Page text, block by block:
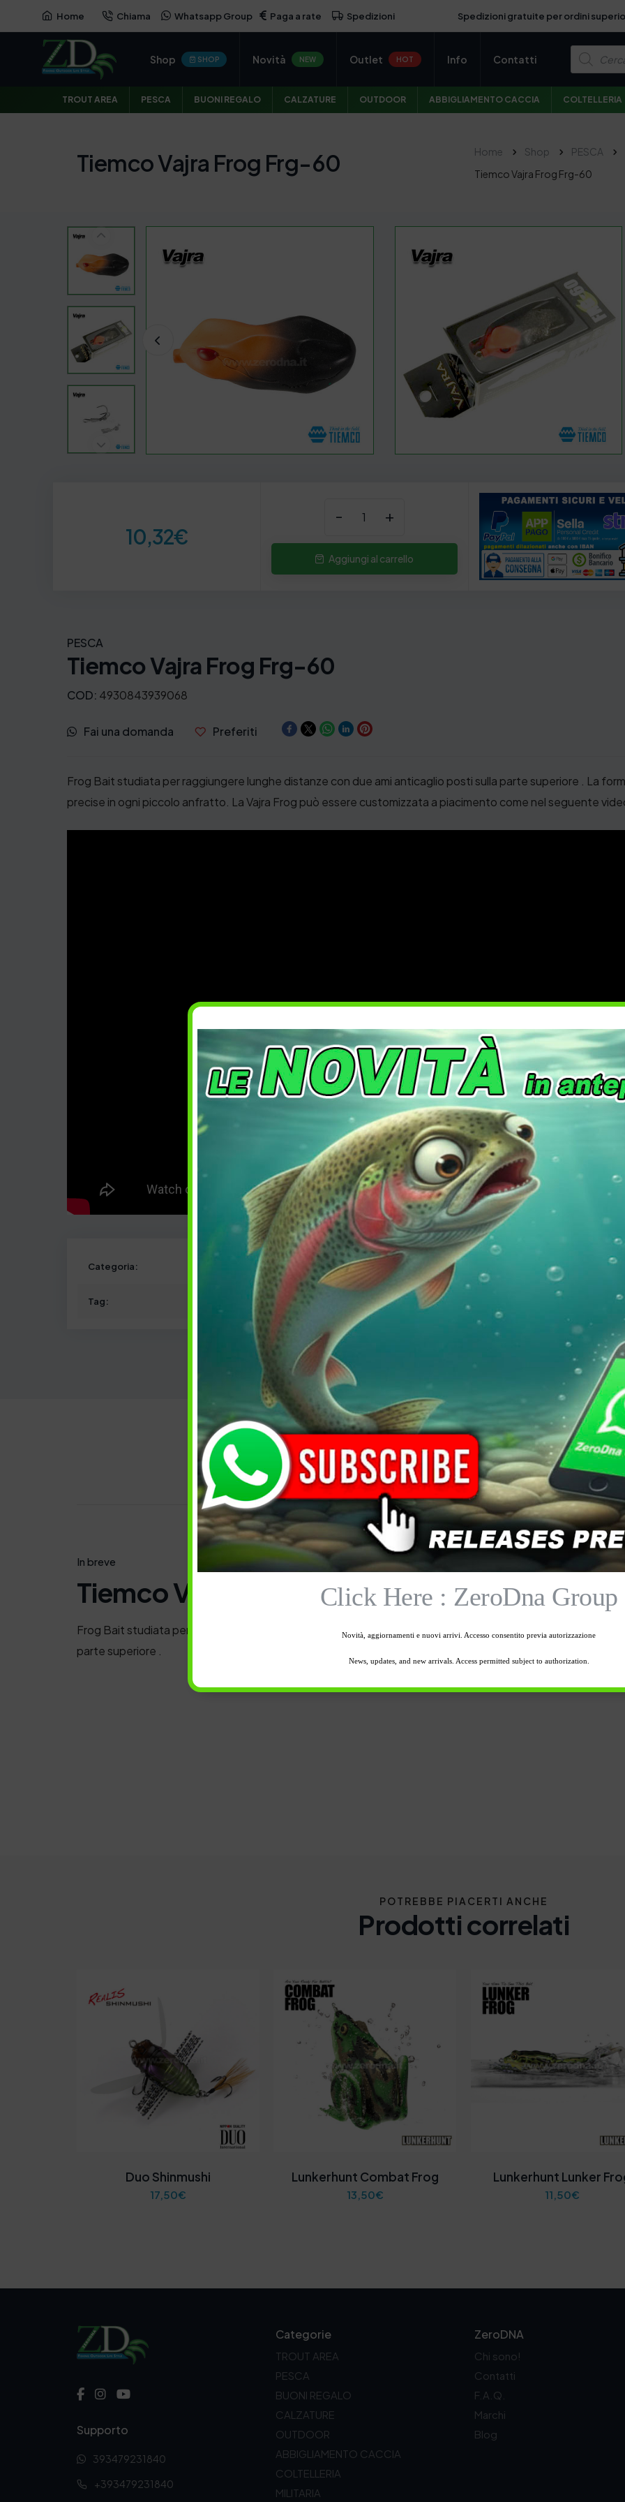
Home Chiama Whatsapp Group Paga a rate Spedizioni Spedizioni gratuite per ordini
Shop SHOP Novità NEW Outlet HOT Info Contatti
P
o
d
u
c
t
e
r
c
TROUT AREA PESCA BUONI REGALO CALZATURE OUTDOOR ABBIGLIAMENTO CACCIA COLTELLERIA
Tiemco Vajra Frog Frg-60 Home Shop PESCA
Tiemco Vajra Frog Frg-60
10,32€
- +
Aggiungi al carrello
PESCA
Tiemco Vajra Frog Frg-60
COD: 4930843939068
Fai una domanda Preferiti
Frog Bait studiata per raggiungere lunghe distanze con due ami anticaglio posti sulla parte superiore . La
precise in ogni piccolo anfratto. La Vajra Frog può essere customizzata a piacimento come nel seguente
Categoria: PESCA,SPINNING
Tag: Bass,Black Bass
Descrizione Informazioni aggiuntive
In breve
Tiemco Vajra Frog Frg-60
Frog Bait studiata per raggiungere lunghe distanze con due ami anticaglio posti sulla
parte superiore .
POTREBBE PIACERTI ANCHE
Prodotti correlati
Duo Shinmushi
17,50€
Lunkerhunt Combat Frog
13,50€
Lunkerhunt Lunker
11,50€
Supporto
393479231840
+393479231840
Categorie
TROUT AREA
PESCA
BUONI REGALO
CALZATURE
OUTDOOR
ABBIGLIAMENTO CACCIA
COLTELLERIA
MILITARIA
ZeroDNA
Chi sono!
Contatti
F.A.Q.
Marchi
Blog
Click Here : ZeroDna Group
Novità, aggiornamenti e nuovi arrivi. Accesso consentito previa autorizzazione
News, updates, and new arrivals. Access permitted subject to authorization.